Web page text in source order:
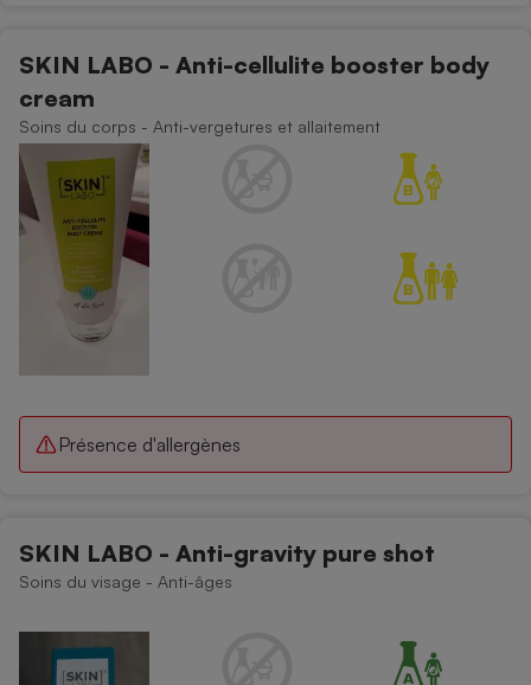
SKIN LABO - Anti-cellulite booster body
cream
Soins du corps - Anti-vergetures et allaitement
Présence d'allergènes
SKIN LABO - Anti-gravity pure shot
Soins du visage - Anti-âges